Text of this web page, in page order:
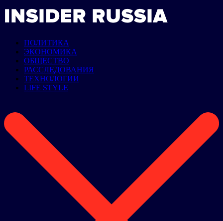
ПОЛИТИКА
ЭКОНОМИКА
ОБЩЕСТВО
РАССЛЕДОВАНИЯ
ТЕХНОЛОГИИ
LIFE STYLE